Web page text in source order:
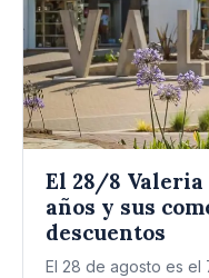
El 28/8 Valeria
años y sus
descuentos
El 28 de agosto es el